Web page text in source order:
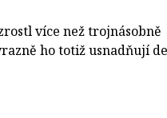
více než trojnásobně
ho totiž usnadňují